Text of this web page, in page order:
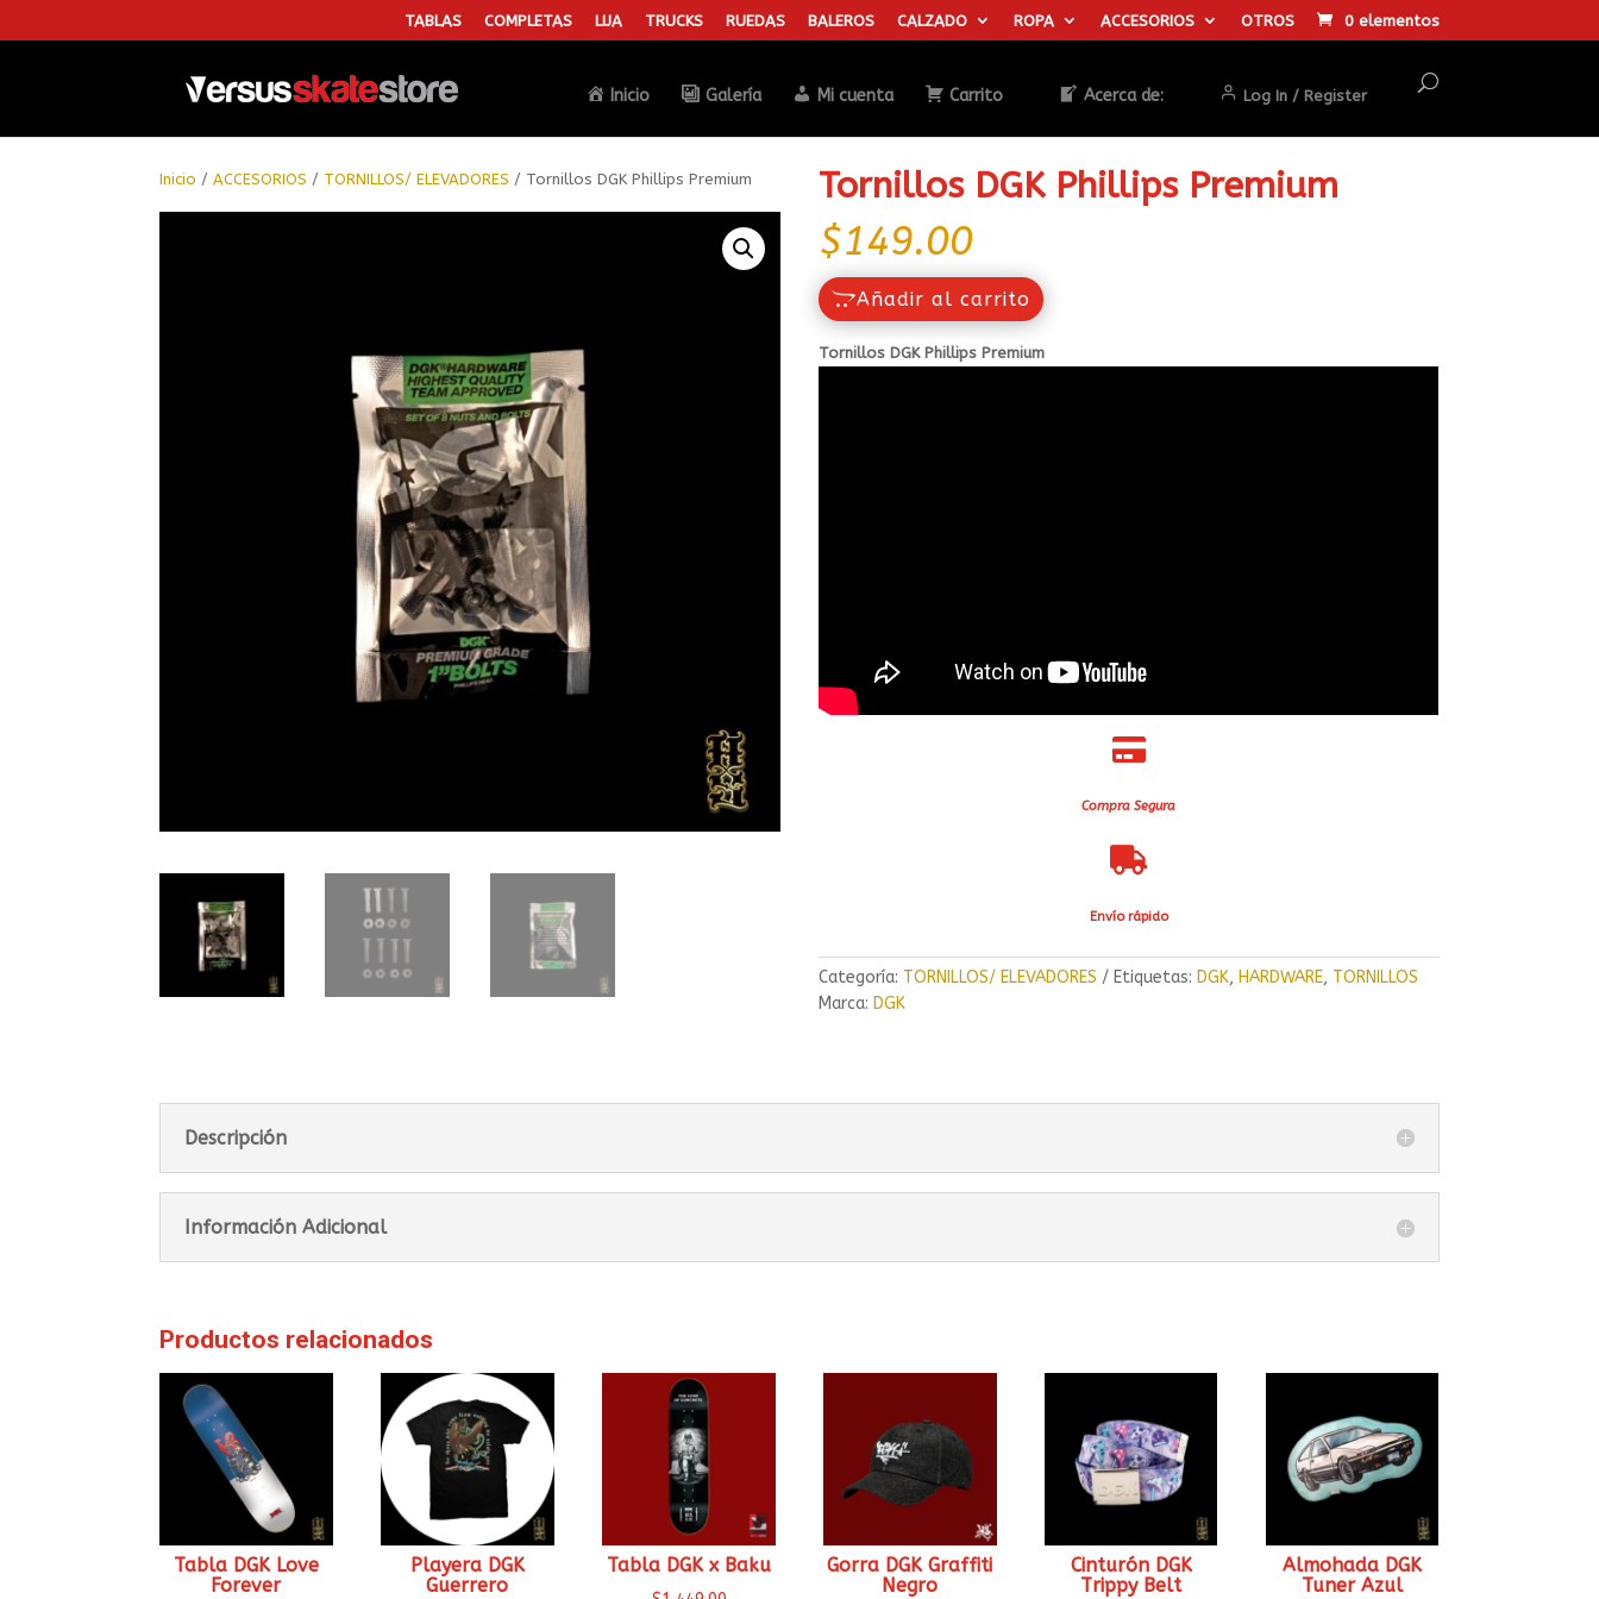
TABLAS COMPLETAS LIJA TRUCKS RUEDAS BALEROS CALZADO ROPA ACCESORIOS OTROS 0 elementos
Inicio Galería Mi cuenta Carrito Acerca de: Log In / Register
Búsqueda
Inicio /ACCESORIOS / TORNILLOS/ ELEVADORES / Tornillos DGK Phillips Premium Tornillos DGK Phillips Premium
$149.00
Añadir al carrito
Tornillos DGK Phillips Premium

Compra Segura

Envío rápido
Categoría: TORNILLOS/ ELEVADORES Etiquetas: DGK, HARDWARE, TORNILLOS
Marca: DGK
Descripción
Información Adicional
Productos relacionados
Tabla DGK Love
Forever
Playera DGK
Guerrero
Tabla DGK x Baku
Gorra DGK Graffiti
Negro
Cinturón DGK
Trippy Belt
Almohada DGK
Tuner Azul